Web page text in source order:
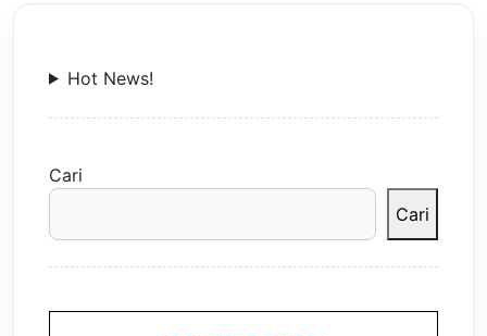
Hot News!
Cari
Cari